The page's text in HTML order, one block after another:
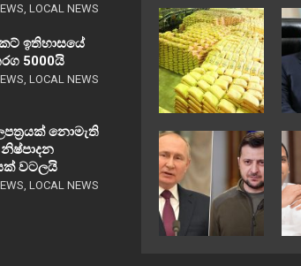
, LOCAL NEWS
ඉතිහාසයේ
5000යි
, LOCAL NEWS
නොමැති
වටලයි
, LOCAL NEWS